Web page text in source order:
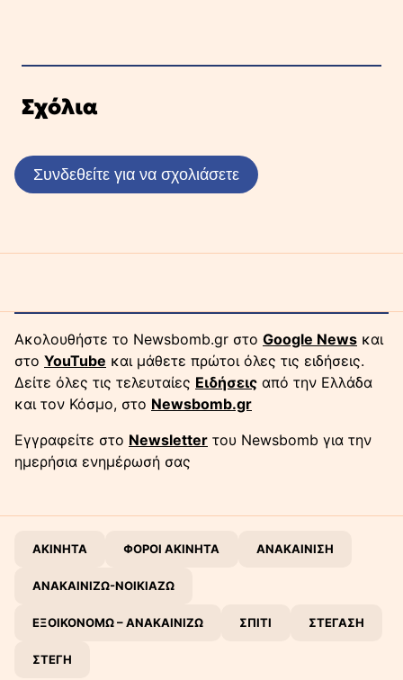
Σχόλια
Συνδεθείτε για να σχολιάσετε
Ακολουθήστε το Newsbomb.gr στο Google News και
στο YouTube και μάθετε πρώτοι όλες τις ειδήσεις.
Δείτε όλες τις τελευταίες Ειδήσεις από την Ελλάδα
και τον Κόσμο, στο Newsbomb.gr
Εγγραφείτε στο Newsletter του Newsbomb για την
ημερήσια ενημέρωσή σας
ΑΚΙΝΗΤΑ ΦΟΡΟΙ ΑΚΙΝΗΤΑ ΑΝΑΚΑΙΝΙΣΗ
ΑΝΑΚΑΙΝΙΖΩ-ΝΟΙΚΙΑΖΩ
ΕΞΟΙΚΟΝΟΜΩ – ΑΝΑΚΑΙΝΙΖΩ ΣΠΙΤΙ ΣΤΕΓΑΣΗ
ΣΤΕΓΗ